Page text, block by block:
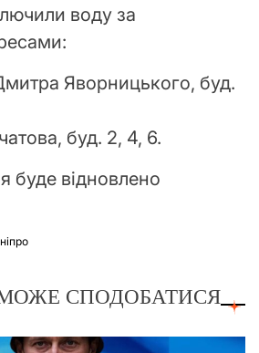
воду за
Яворницького, буд.
буд. 2, 4, 6.
буде відновлено
СПОДОБАТИСЯ